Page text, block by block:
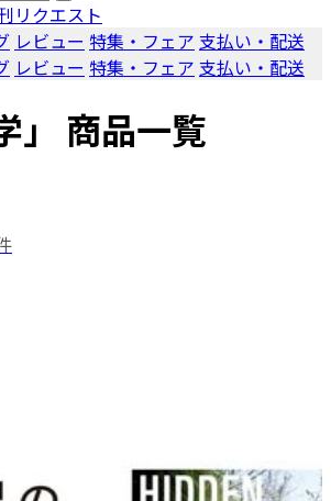
リクエスト
レビュー 特集・フェア 支払い・配送
レビュー 特集・フェア 支払い・配送
」 商品一覧